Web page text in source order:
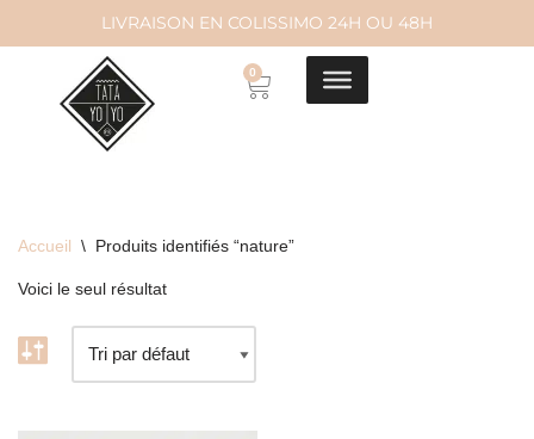
contenu
LIVRAISON EN COLISSIMO 24H OU 48H
0
Accueil \ Produits identifiés “nature”
Voici le seul résultat